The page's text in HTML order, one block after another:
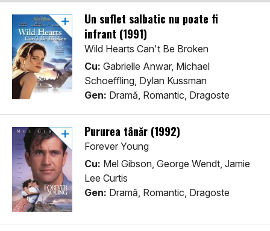
Un suflet salbatic nu poate fi
infrant (1991)
Wild Hearts Can't Be Broken
Cu: Gabrielle Anwar, Michael
Schoeffling, Dylan Kussman
Gen: Dramă, Romantic, Dragoste
Pururea tânăr (1992)
Forever Young
Cu: Mel Gibson, George Wendt, Jamie
Lee Curtis
Gen: Dramă, Romantic, Dragoste